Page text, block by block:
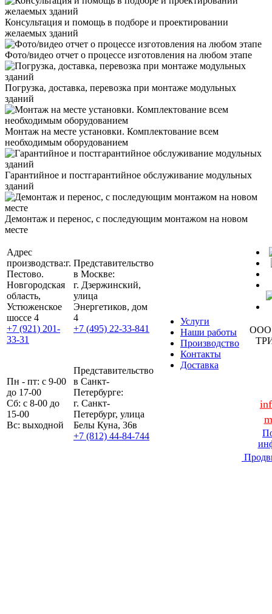
Консультация и помощь в подборе и проектировании
желаемых зданий
Фото/видео отчет о процессе изготовления на любом этапе
Погрузка, доставка, перевозка при монтаже модульных
зданий
Монтаж на месте установки. Комплектование всем
необходимым оборудованием
Гарантийное и постгарантийное обслуживание модульных
зданий
Демонтаж и перенос, с последующим монтажом на новом
месте
Адрес
производства:г.
Пестово.
Новгородская
область,
Устюженское
шоссе 4
+7 (921) 201-
33-31
Представительство
в Москве:
г. Дзержинский,
улица
Энергетиков, дом
4
+7 (495) 22-33-841
Услуги
Наши работы
Производство
Контакты
Доставка
ООО
Пн - пт: с 9-00
до 17-00
Сб: с 8-00 до
15-00
Вс: выходной
Представительство
в Санкт-
Петербурге:
г. Санкт-
Петербург, улица
Белы Куна, 36в
+7 (812) 44-84-744